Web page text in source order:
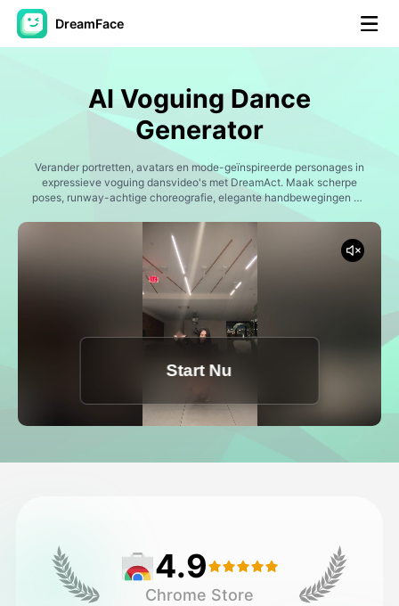
DreamFace
Avatar Video
AI Video
Foto van AI ▼
Andere instrumenten
Bekijk alle hulpmiddelen
Avatar Video
▼
Andere instrumenten
AI Voguing Dance
Generator
Verander portretten, avatars en mode-geïnspireerde personages in
expressieve voguing dansvideo's met DreamAct. Maak scherpe
poses, runway-achtige choreografie, elegante handbewegingen en
balzal bewerkingen, mode-inhoud en korte creator video's.
Start Nu
4.9
Chrome Store